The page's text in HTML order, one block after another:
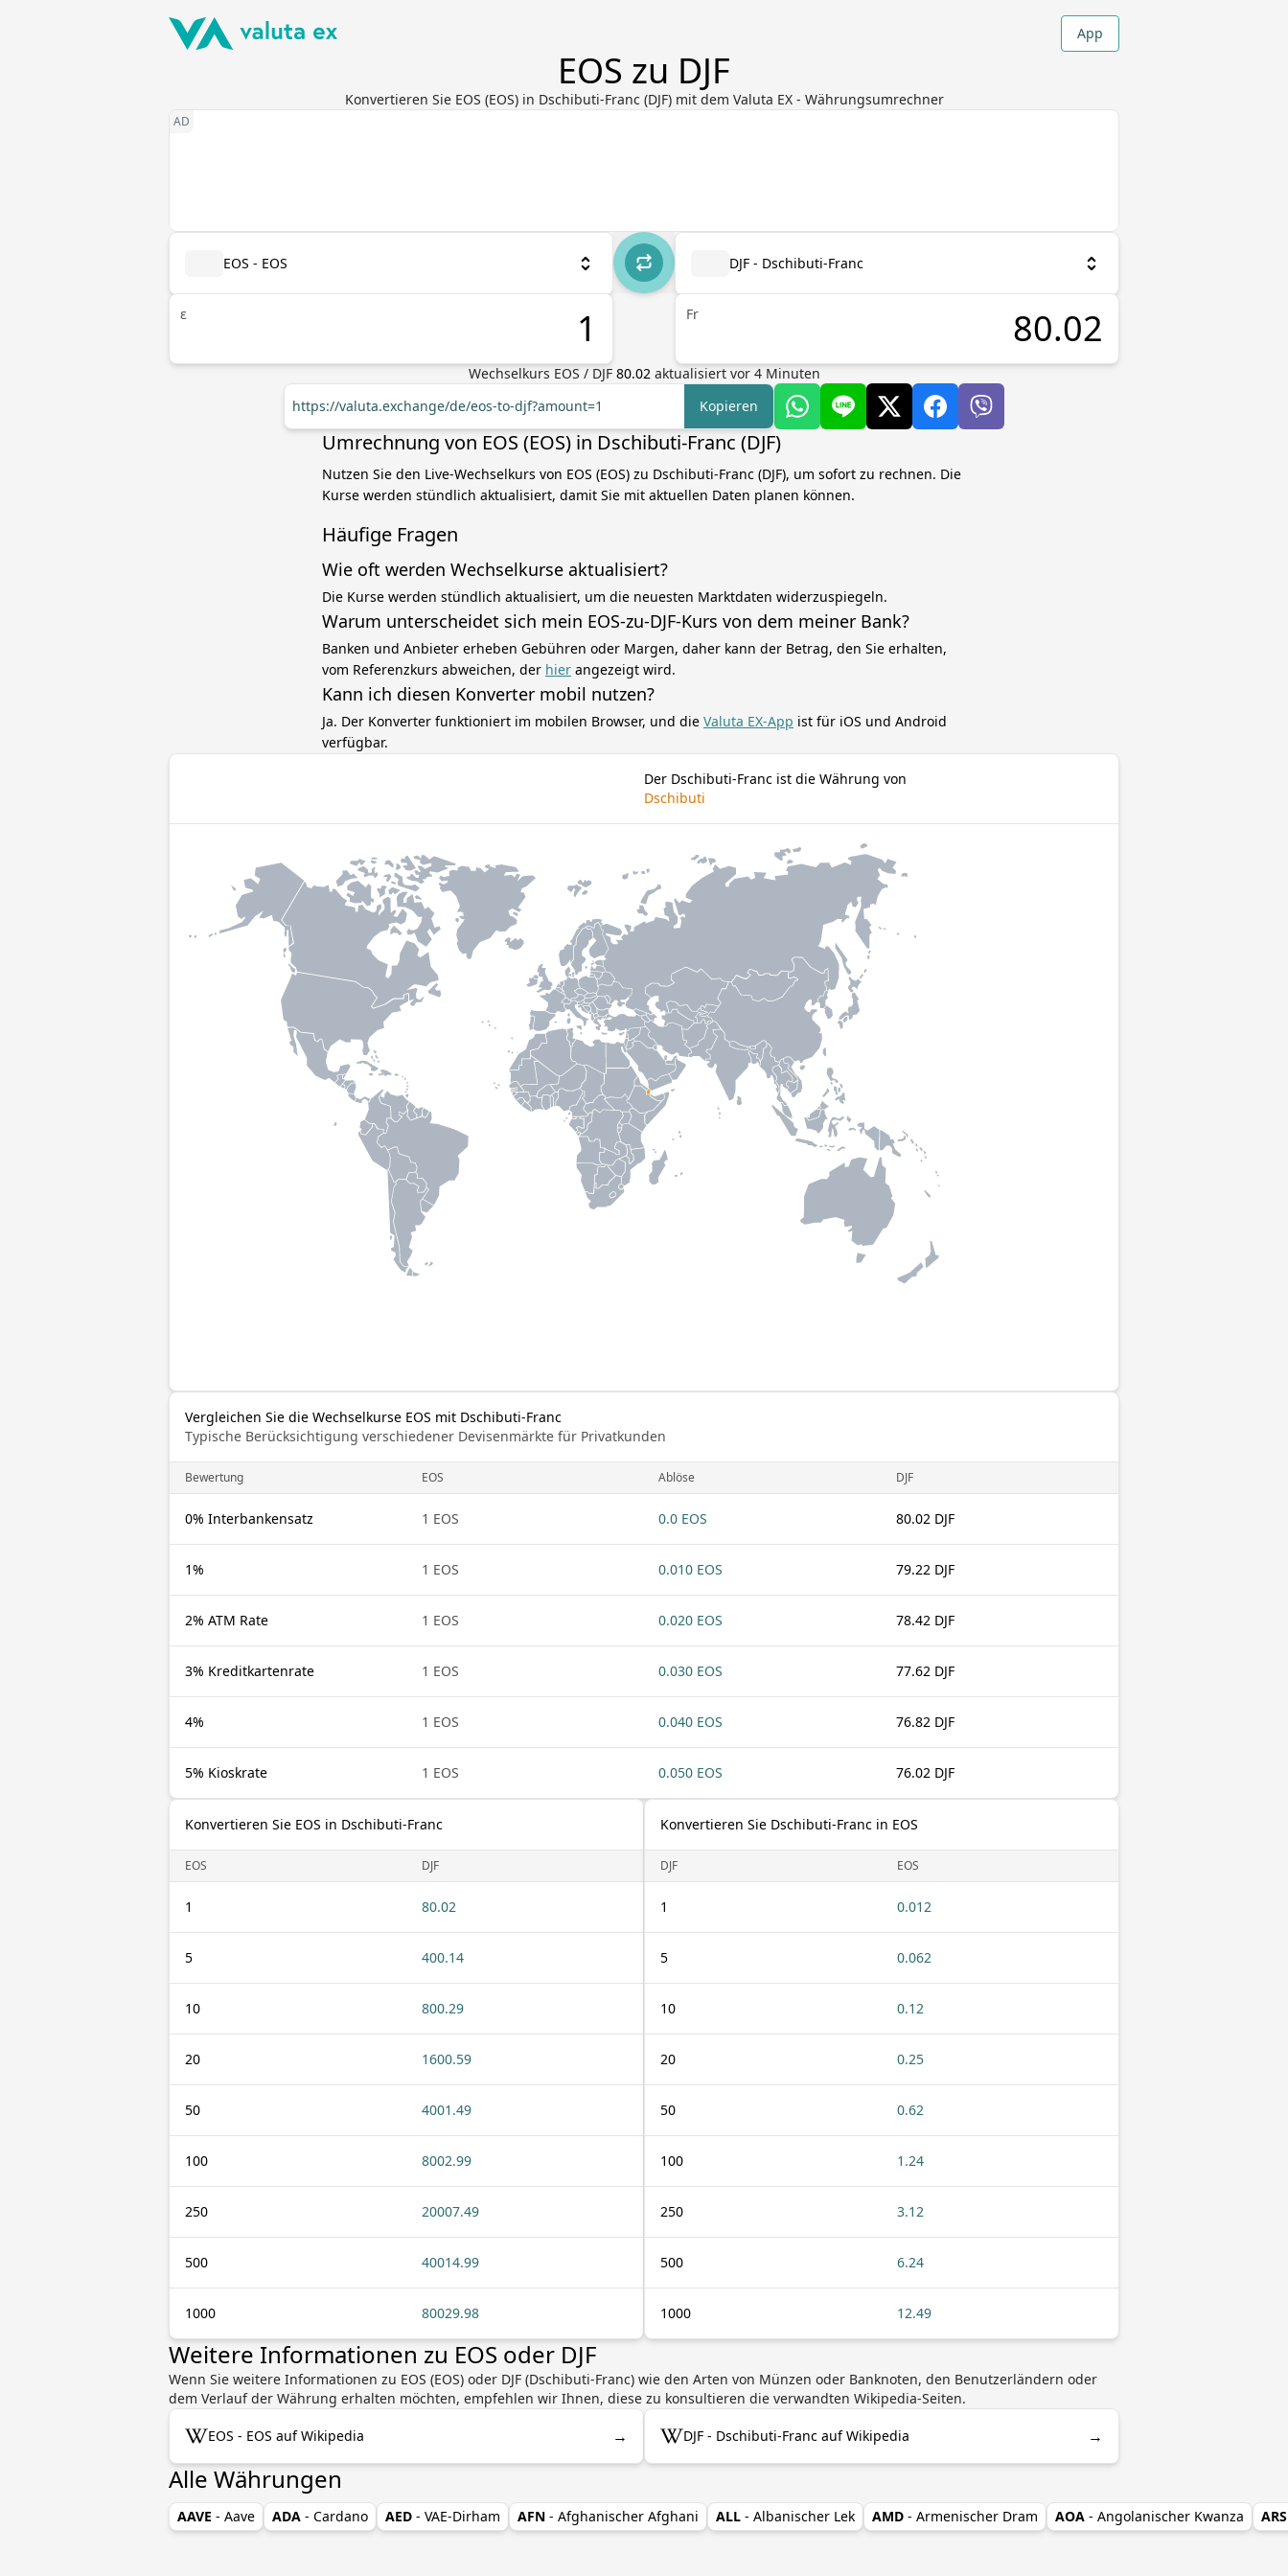
App
EOS zu DJF
Konvertieren Sie EOS (EOS) in Dschibuti-Franc (DJF) mit dem Valuta EX - Währungsumrechner
EOS - EOS
ε
DJF - Dschibuti-Franc
Fr
Wechselkurs EOS / DJF 80.02 aktualisiert vor 4Minuten
https://valuta.exchange/de/eos-to-djf?amount=1
Kopieren
Umrechnung von EOS (EOS) in Dschibuti-Franc (DJF)
Nutzen Sie den Live-Wechselkurs von EOS (EOS) zu Dschibuti-Franc (DJF), um sofort zu rechnen. Die
Kurse werden stündlich aktualisiert, damit Sie mit aktuellen Daten planen können.
Häufige Fragen
Wie oft werden Wechselkurse aktualisiert?
Die Kurse werden stündlich aktualisiert, um die neuesten Marktdaten widerzuspiegeln.
Warum unterscheidet sich mein EOS-zu-DJF-Kurs von dem meiner Bank?
Banken und Anbieter erheben Gebühren oder Margen, daher kann der Betrag, den Sie erhalten,
vom Referenzkurs abweichen, der hier angezeigt wird.
Kann ich diesen Konverter mobil nutzen?
Ja. Der Konverter funktioniert im mobilen Browser, und die Valuta EX-App ist für iOS und Android
verfügbar.
Der Dschibuti-Franc ist die Währung von
Dschibuti
Vergleichen Sie die Wechselkurse EOS mit Dschibuti-Franc
Typische Berücksichtigung verschiedener Devisenmärkte für Privatkunden
Bewertung EOS Ablöse DJF
0% Interbankensatz 1 EOS 0.0 EOS 80.02 DJF
1% 1 EOS 0.010 EOS 79.22 DJF
2% ATM Rate 1 EOS 0.020 EOS 78.42 DJF
3% Kreditkartenrate 1 EOS 0.030 EOS 77.62 DJF
4% 1 EOS 0.040 EOS 76.82 DJF
5% Kioskrate 1 EOS 0.050 EOS 76.02 DJF
Konvertieren Sie EOS in Dschibuti-Franc
EOS DJF
1 80.02
5 400.14
10 800.29
20 1600.59
50 4001.49
100 8002.99
250 20007.49
500 40014.99
1000 80029.98
Konvertieren Sie Dschibuti-Franc in EOS
DJF EOS
1 0.012
5 0.062
10 0.12
20 0.25
50 0.62
100 1.24
250 3.12
500 6.24
1000 12.49
Weitere Informationen zu EOS oder DJF
Wenn Sie weitere Informationen zu EOS (EOS) oder DJF (Dschibuti-Franc) wie den Arten von Münzen oder Banknoten, den Benutzerländern oder
dem Verlauf der Währung erhalten möchten, empfehlen wir Ihnen, diese zu konsultieren die verwandten Wikipedia-Seiten.
EOS - EOS auf Wikipedia → DJF - Dschibuti-Franc auf Wikipedia →
Alle Währungen
AAVE - Aave ADA - Cardano AED - VAE-Dirham AFN - Afghanischer Afghani ALL - Albanischer Lek AMD - Armenischer Dram AOA - Angolanischer Kwanza ARS